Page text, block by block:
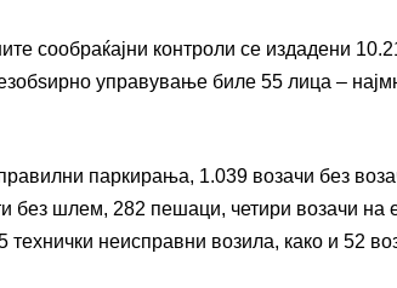
сообраќајни контроли се издадени
управување биле 55 лица –
паркирања, 1.039 возачи без
без шлем, 282 пешаци, четири возачи на
технички неисправни возила, како и 52